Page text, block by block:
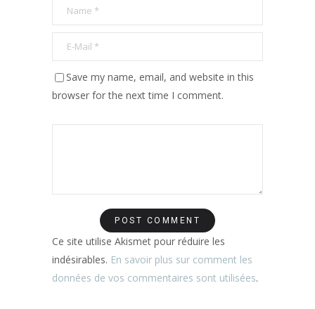
Save my name, email, and website in this
browser for the next time I comment.
Ce site utilise Akismet pour réduire les
indésirables. En savoir plus sur comment les
données de vos commentaires sont utilisées.